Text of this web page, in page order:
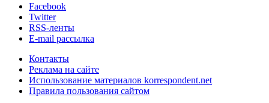
Facebook
Twitter
RSS-ленты
E-mail рассылка
Контакты
Реклама на сайте
Использование материалов korrespondent.net
Правила пользования сайтом